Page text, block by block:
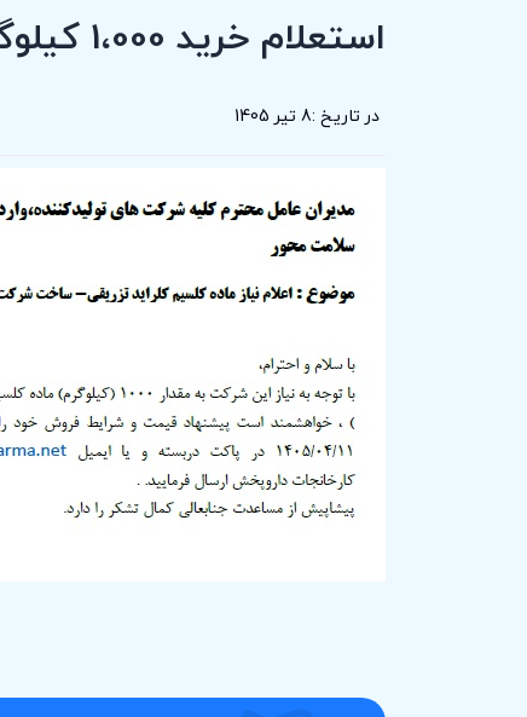
استعلام خرید 1،000 کیلوگرم کلسیم کلراید تزریقی
در تاریخ :8 تیر 1405